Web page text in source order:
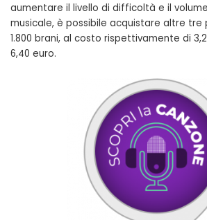
aumentare il livello di difficoltà e il
musicale, è possibile acquistare altre
1.800 brani, al costo rispettivamente di
6,40 euro.